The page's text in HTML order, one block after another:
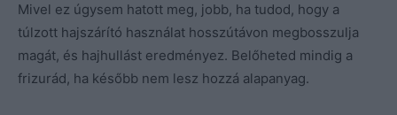
Mivel ez úgysem hatott meg, jobb, ha tudod, hogy a
túlzott hajszárító használat hosszútávon megbosszulja
magát, és hajhullást eredményez. Belőheted mindig a
frizurád, ha később nem lesz hozzá alapanyag.